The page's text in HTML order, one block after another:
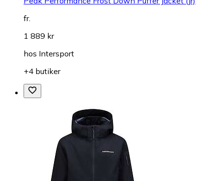
fr.
1 889 kr
hos Intersport
+4 butiker